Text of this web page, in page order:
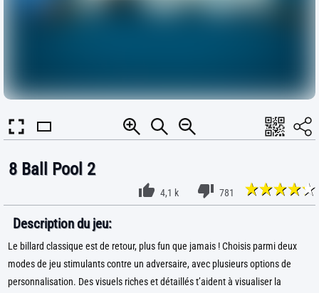
8 Ball Pool 2
4,1 k 781
Description du jeu:
Le billard classique est de retour, plus fun que jamais ! Choisis parmi deux
modes de jeu stimulants contre un adversaire, avec plusieurs options de
personnalisation. Des visuels riches et détaillés t’aident à visualiser la